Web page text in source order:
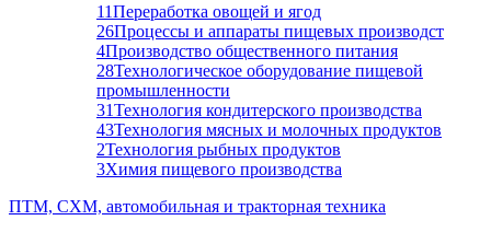
11Переработка овощей и ягод
26Процессы и аппараты пищевых производст
4Производство общественного питания
28Технологическое оборудование пищевой
промышленности
31Технология кондитерского производства
43Технология мясных и молочных продуктов
2Технология рыбных продуктов
3Химия пищевого производства
ПТМ, СХМ, автомобильная и тракторная техника